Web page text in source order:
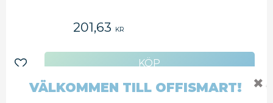
201,63 KR
Lägg till i favoriter
VÄLKOMMEN TILL OFFISMART! ✖